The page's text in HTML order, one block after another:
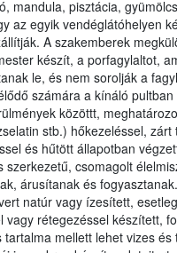
mandula, pisztácia,
az egyik vendéglátóhelyen
A szakemberek
készít, a porfagylaltot,
le, és nem sorolják a
számára a kínáló
közöttt,
stb.) hőkezeléssel,
és hűtött állapotban
csomagolt
árusítanak és
natúr vagy ízesített,
rétegezéssel készített,
mellett lehet vizes